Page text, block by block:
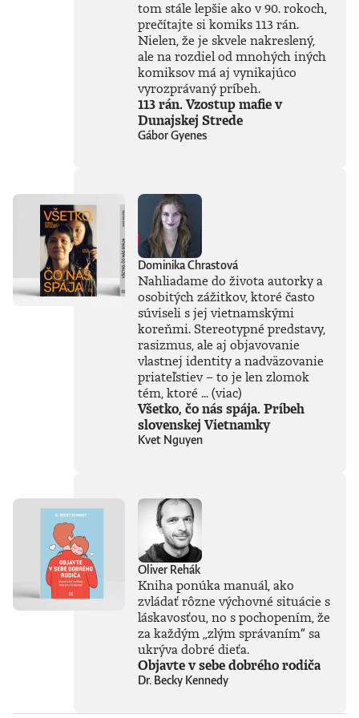
egom božských
rozmerov – či išlo o
Kleopatru, alebo o
tragédiu Titanicu –
sa totiž často
skrývali až príliš
obyčajné ľudské
zlyhania.Zabudnite
na nudné učebnice.
katastrofálnych
rozhodnutí,
pomýleného
hrdinstva a totálnej
straty súdnosti.
Autor rozpráva
príbehy, ktoré
formovali náš svet
a mali priam
neuveriteľné
následky. Napokon,
človeku sa hneď
lepšie zaspáva s
vedomím, že nech
už dnes pokazil
hocičo, najväčšie
postavy histórie to
dokázali zbabrať
Otčenáš.Prečítajte
si ukážku z
knihy.Paul Coulter
je britský
spisovateľ, komik a
historik, ktorého
kritikmi oceňované
živé vystúpenie Päť
omylov, ktoré
zmenili dejiny sa
stalo hitom a dva
roky po sebe bolo
vypredané na
Adelaide Fringe.
tom stále lepšie ako v 90. rokoch,
prečítajte si komiks 113 rán.
Nielen, že je skvele nakreslený,
ale na rozdiel od mnohých iných
komiksov má aj vynikajúco
vyrozprávaný príbeh.
113 rán. Vzostup mafie v
Dunajskej Strede
Gábor Gyenes
Dominika Chrastová
Nahliadame do života autorky a
osobitých zážitkov, ktoré často
súviseli s jej vietnamskými
koreňmi. Stereotypné predstavy,
rasizmus, ale aj objavovanie
vlastnej identity a nadväzovanie
priateľstiev – to je len zlomok
tém, ktoré ...(viac)
Všetko, čo nás spája. Príbeh
slovenskej Vietnamky
Kvet Nguyen
Oliver Rehák
Kniha ponúka manuál, ako
zvládať rôzne výchovné situácie s
láskavosťou, no s pochopením, že
za každým „zlým správaním“ sa
ukrýva dobré dieťa.
Objavte v sebe dobrého rodiča
Dr. Becky Kennedy